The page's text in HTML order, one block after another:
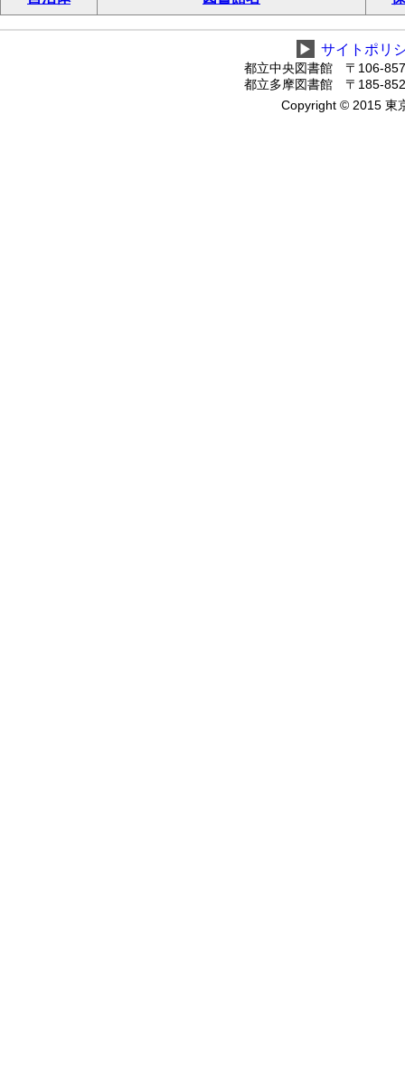
▶ サイトポリ
都立中央図書館 〒106-
都立多摩図書館 〒185-
Copyright © 2015 東